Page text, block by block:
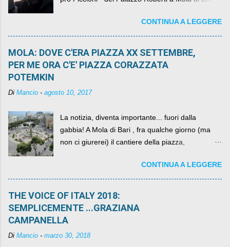
come definirlo... signor?....CONTINUA A LEGGERE
MOLA: DOVE C'ERA PIAZZA XX SETTEMBRE,
PER ME ORA C'E' PIAZZA CORAZZATA
POTEMKIN
Di Mancio - agosto 10, 2017
La notizia, diventa importante... fuori dalla
gabbia! A Mola di Bari , fra qualche giorno (ma
non ci giurerei) il cantiere della piazza,
per un numero esorbitante di mesi, non ci sarà
più. C'era una volta Piazza XX Settembre ,
CONTINUA A LEGGERE
THE VOICE OF ITALY 2018:
SEMPLICEMENTE ...GRAZIANA
CAMPANELLA
Di Mancio - marzo 30, 2018